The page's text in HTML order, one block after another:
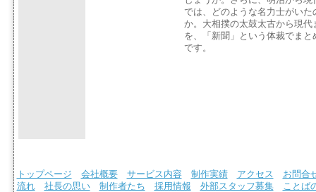
では、どのような名力士がいた
か。大相撲の太鼓太古から現代
を、「新聞」という体裁でまと
です。
トップページ 会社概要 サービス内容 制作実績 アクセス
お問合
流れ
社長の思い 制作者たち 採用情報 外部スタッフ募集
ことば